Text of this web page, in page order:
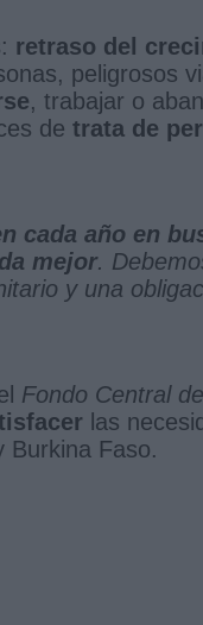
retraso del
peligrosos
, trabajar o
de trata de
cada año en
mejor.
y una
Fondo Central
las
Burkina Faso.